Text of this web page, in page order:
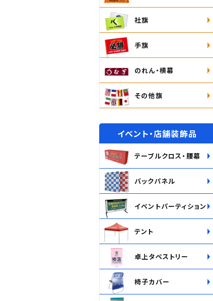
社旗
手旗
のれん・横幕
その他旗
イベント・店舗装飾品
テーブルクロス・腰幕
バックパネル
イベントパーティション
テント
卓上タペストリー
椅子カバー